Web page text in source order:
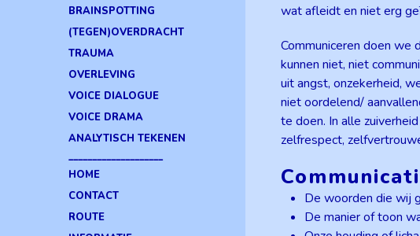
BRAINSPOTTING
(TEGEN)OVERDRACHT
TRAUMA
OVERLEVING
VOICE DIALOGUE
VOICE DRAMA
ANALYTISCH TEKENEN
____________________
HOME
CONTACT
ROUTE
wat afleidt en niet erg
Communiceren doen we
kunnen niet, niet
uit angst, onzekerheid,
niet oordelend/
te doen. In alle
zelfrespect,
De woorden die wij
De manier of toon